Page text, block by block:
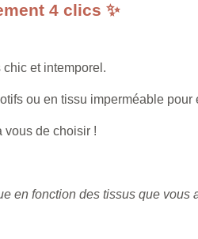
4 clics ✨
et intemporel.
ou en tissu imperméable pour
vous de choisir !
en fonction des tissus que vous